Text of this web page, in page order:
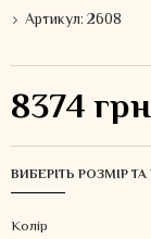
Артикул:2608
8374
ВИБЕРІТЬ РОЗМІР
Колiр